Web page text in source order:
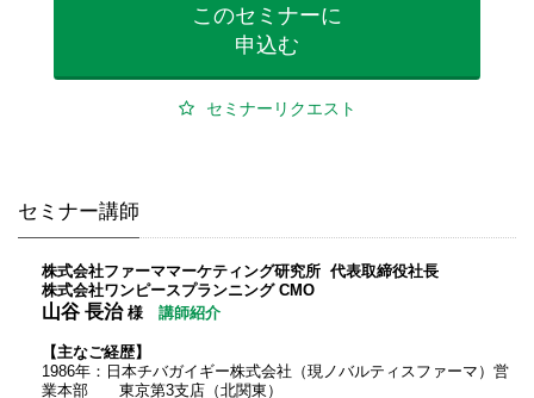
このセミナーに
申込む
セミナーリクエスト
セミナー講師
株式会社ファーママーケティング研究所 代表取締役社長
株式会社ワンピースプランニング CMO
山谷 長治 様 講師紹介
【主なご経歴】
1986年：日本チバガイギー株式会社（現ノバルティスファーマ）営
業本部 東京第3支店（北関東）